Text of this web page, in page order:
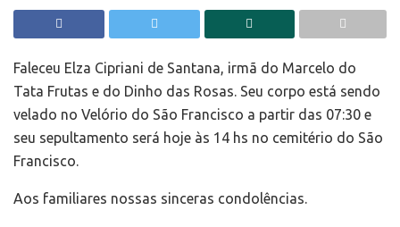
Faleceu Elza Cipriani de Santana, irmã do Marcelo do
Tata Frutas e do Dinho das Rosas. Seu corpo está sendo
velado no Velório do São Francisco a partir das 07:30 e
seu sepultamento será hoje às 14 hs no cemitério do São
Francisco.
Aos familiares nossas sinceras condolências.